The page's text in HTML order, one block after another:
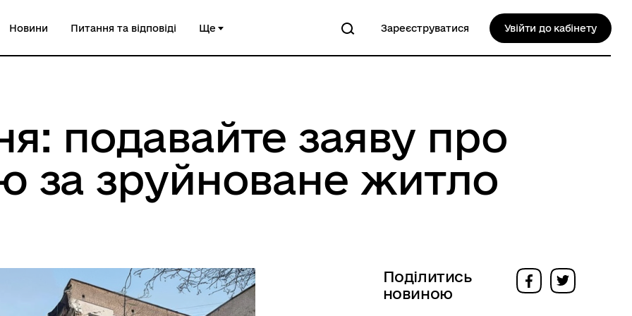
Новини Питання та відповіді Ще Зареєструватися Увійти до кабінету
подавайте заяву про
за зруйноване житло
Поділитись
новиною